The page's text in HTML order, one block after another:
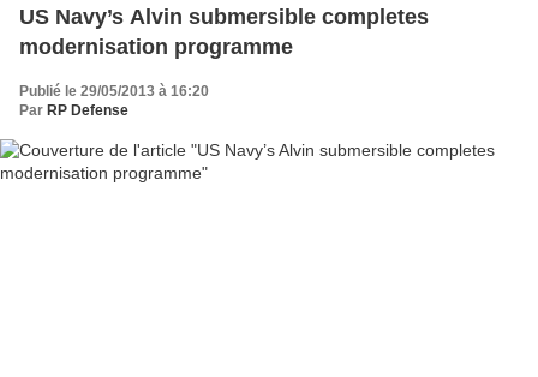
US Navy’s Alvin submersible completes
modernisation programme
Publié le 29/05/2013 à 16:20
Par RP Defense